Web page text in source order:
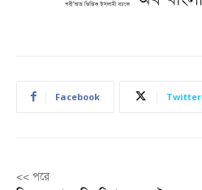
Facebook Twitter
<< পরে